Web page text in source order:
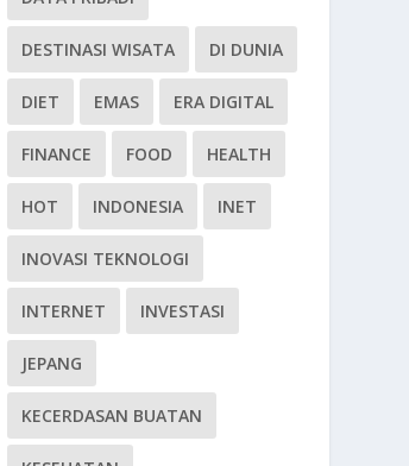
DESTINASI WISATA DI DUNIA
DIET EMAS ERA DIGITAL
FINANCE FOOD HEALTH
HOT INDONESIA INET
INOVASI TEKNOLOGI
INTERNET INVESTASI
JEPANG
KECERDASAN BUATAN